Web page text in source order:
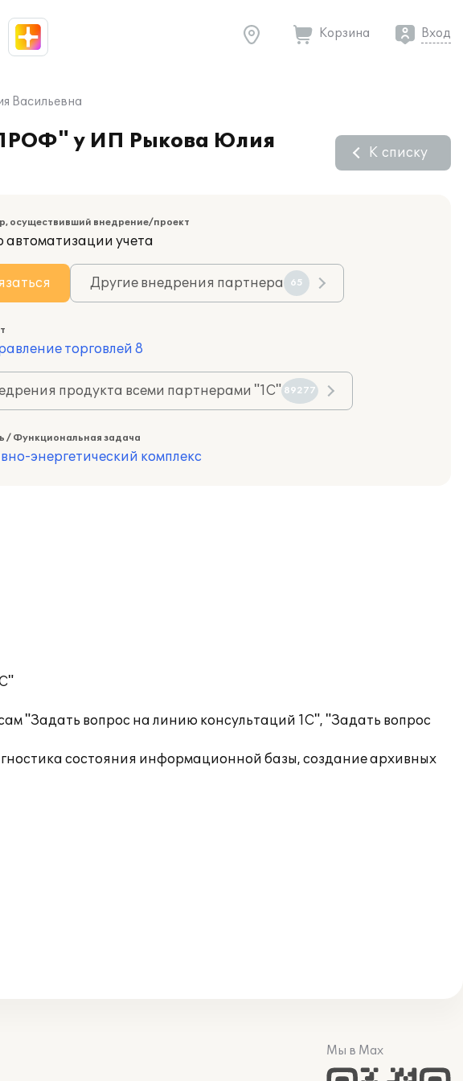
Корзина Вход
Васильевна
ПРОФ" у ИП Рыкова Юлия
К списку
осуществивший внедрение/проект
автоматизации учета
Другие внедрения партнера 65
торговлей 8
продукта всеми партнерами "1С" 89277
/ Функциональная задача
энергетический комплекс
"Задать вопрос на линию консультаций 1С", "Задать вопрос
состояния информационной базы, создание архивных
Мы в Max